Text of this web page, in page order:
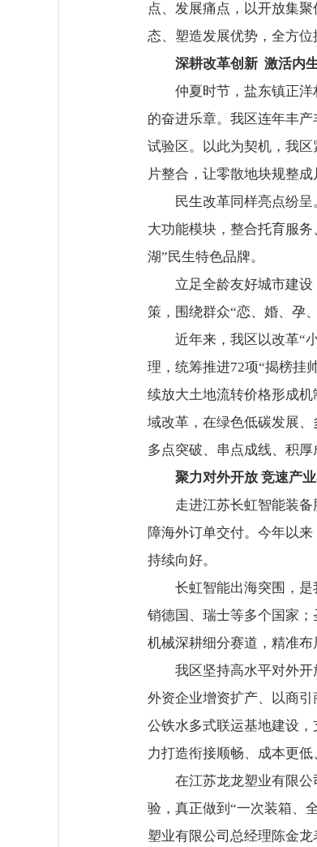
点、发展痛点，以开放集
态、塑造发展优势，全方位
深耕改革创新 激活内
仲夏时节，盐东镇正
的奋进乐章。我区连年丰
试验区。以此为契机，我
片整合，让零散地块规整
民生改革同样亮点纷
大功能模块，整合托育服
湖”民生特色品牌。
立足全龄友好城市建
策，围绕群众“恋、婚、孕
近年来，我区以改革“
理，统筹推进72项“揭榜挂
续放大土地流转价格形成
域改革，在绿色低碳发展
多点突破、串点成线、积厚
聚力对外开放 竞速产
走进江苏长虹智能装
障海外订单交付。今年以
持续向好。
长虹智能出海突围，
销德国、瑞士等多个国家
机械深耕细分赛道，精准布
我区坚持高水平对外
外资企业增资扩产、以商
公铁水多式联运基地建设
力打造衔接顺畅、成本更低
在江苏龙龙塑业有限
验，真正做到“一次装箱、
塑业有限公司总经理陈金龙